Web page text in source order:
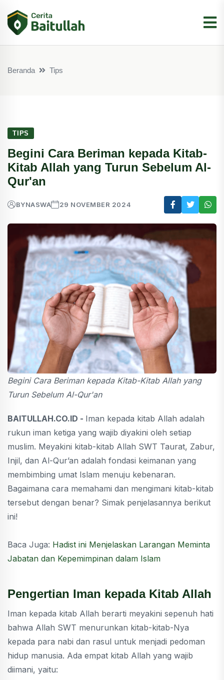
Beranda Tips
TIPS
Begini Cara Beriman kepada Kitab-
Kitab Allah yang Turun Sebelum Al-
Qur'an
BYNASWA 29 NOVEMBER 2024
Begini Cara Beriman kepada Kitab-Kitab Allah yang
Turun Sebelum Al-Qur'an
BAITULLAH.CO.ID - Iman kepada kitab Allah adalah
rukun iman ketiga yang wajib diyakini oleh setiap
muslim. Meyakini kitab-kitab Allah SWT Taurat, Zabur,
Injil, dan Al-Qur’an adalah fondasi keimanan yang
membimbing umat Islam menuju kebenaran.
Bagaimana cara memahami dan mengimani kitab-kitab
tersebut dengan benar? Simak penjelasannya berikut
ini!
Baca Juga: Hadist ini Menjelaskan Larangan Meminta
Jabatan dan Kepemimpinan dalam Islam
Pengertian Iman kepada Kitab Allah
Iman kepada kitab Allah berarti meyakini sepenuh hati
bahwa Allah SWT menurunkan kitab-kitab-Nya
kepada para nabi dan rasul untuk menjadi pedoman
hidup manusia. Ada empat kitab Allah yang wajib
diimani, yaitu: